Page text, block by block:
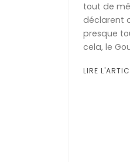
tout de
déclarent
presque
cela, le
LIRE